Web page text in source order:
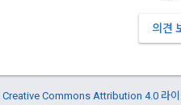
의견
Creative Commons Attribution 4.0 라이